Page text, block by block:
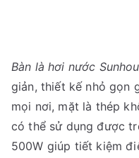
Bàn là hơi nước
giản, thiết kế nhỏ gọn
mọi nơi, mặt là thép
có thể sử dụng được
500W giúp tiết kiệm